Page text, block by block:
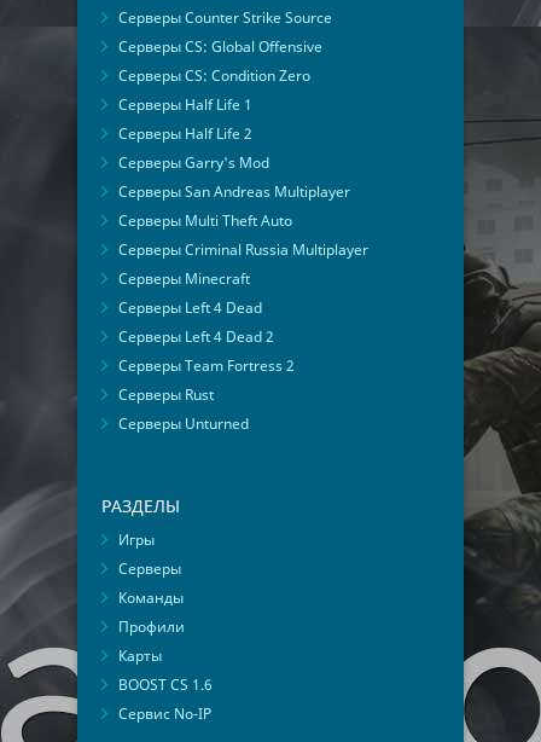
Серверы Counter Strike Source
Серверы CS: Global Offensive
Серверы CS: Condition Zero
Серверы Half Life 1
Серверы Half Life 2
Серверы Garry's Mod
Серверы San Andreas Multiplayer
Серверы Multi Theft Auto
Серверы Criminal Russia Multiplayer
Серверы Minecraft
Серверы Left 4 Dead
Серверы Left 4 Dead 2
Серверы Team Fortress 2
Серверы Rust
Серверы Unturned
РАЗДЕЛЫ
Игры
Серверы
Команды
Профили
Карты
BOOST CS 1.6
Сервис No-IP